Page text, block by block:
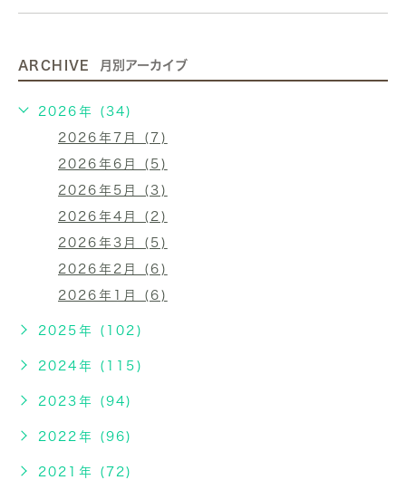
ARCHIVE 月別アーカイブ
2026年 (34)
2026年7月 (7)
2026年6月 (5)
2026年5月 (3)
2026年4月 (2)
2026年3月 (5)
2026年2月 (6)
2026年1月 (6)
2025年 (102)
2024年 (115)
2023年 (94)
2022年 (96)
2021年 (72)